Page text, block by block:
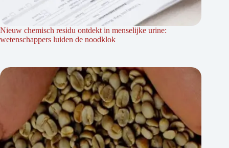
Nieuw chemisch residu ontdekt in menselijke urine:
wetenschappers luiden de noodklok